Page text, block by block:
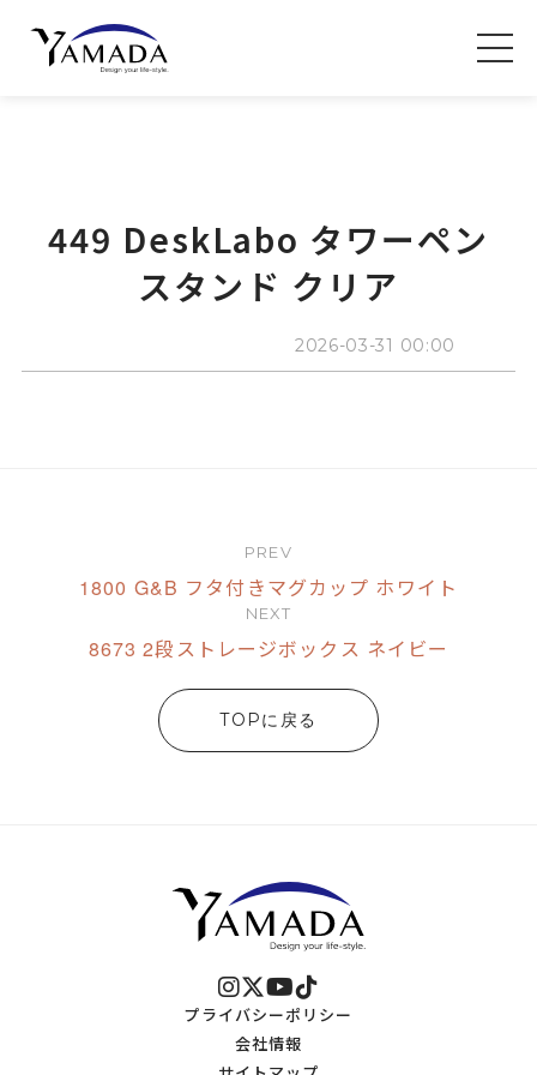
449 DeskLabo タワーペン
スタンド クリア
2026-03-31 00:00
PREV
1800 G&B フタ付きマグカップ ホワイト
NEXT
8673 2段ストレージボックス ネイビー
TOPに戻る
プライバシーポリシー
会社情報